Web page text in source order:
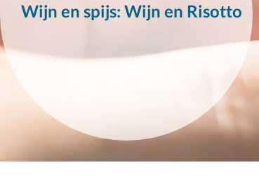
Wijn en spijs: Wijn en Risotto